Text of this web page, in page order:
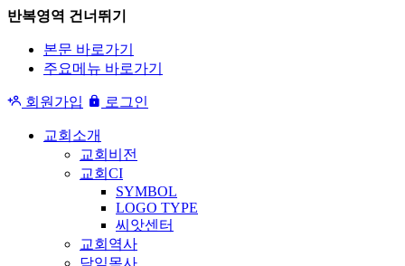
반복영역 건너뛰기
본문 바로가기
주요메뉴 바로가기
회원가입 로그인
교회소개
교회비전
교회CI
SYMBOL
LOGO TYPE
씨앗센터
교회역사
담임목사